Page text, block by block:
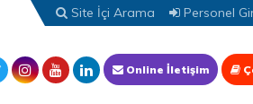
Site İçi Arama Personel
Online İletişim